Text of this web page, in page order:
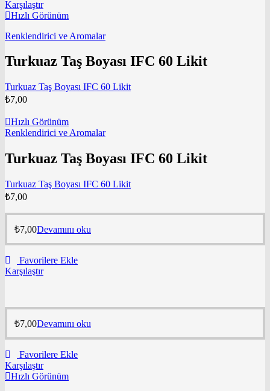
Karşılaştır
Hızlı Görünüm
Renklendirici ve Aromalar
Turkuaz Taş Boyası IFC 60 Likit
Turkuaz Taş Boyası IFC 60 Likit
₺7,00
Hızlı Görünüm
Renklendirici ve Aromalar
Turkuaz Taş Boyası IFC 60 Likit
Turkuaz Taş Boyası IFC 60 Likit
₺7,00
₺7,00Devamını oku
Favorilere Ekle
Karşılaştır
₺7,00Devamını oku
Favorilere Ekle
Karşılaştır
Hızlı Görünüm